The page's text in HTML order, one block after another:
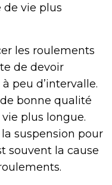
vie plus
les roulements
de devoir
peu d’intervalle.
bonne qualité
plus longue.
suspension pour
souvent la cause